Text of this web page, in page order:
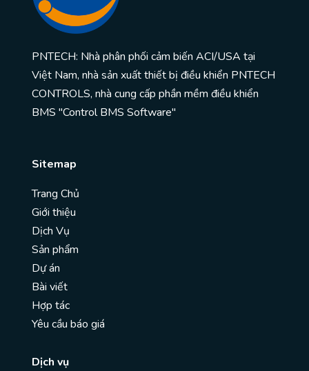
PNTECH: Nhà phân phối cảm biến ACI/USA tại
Việt Nam, nhà sản xuất thiết bị điều khiển PNTECH
CONTROLS, nhà cung cấp phần mềm điều khiển
BMS "Control BMS Software"
Sitemap
Trang Chủ
Giới thiệu
Dịch Vụ
Sản phẩm
Dự án
Bài viết
Hợp tác
Yêu cầu báo giá
Dịch vụ